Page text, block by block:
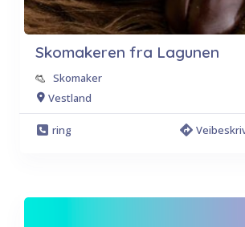
Skomakeren fra Lagunen
Skomaker
Vestland
ring